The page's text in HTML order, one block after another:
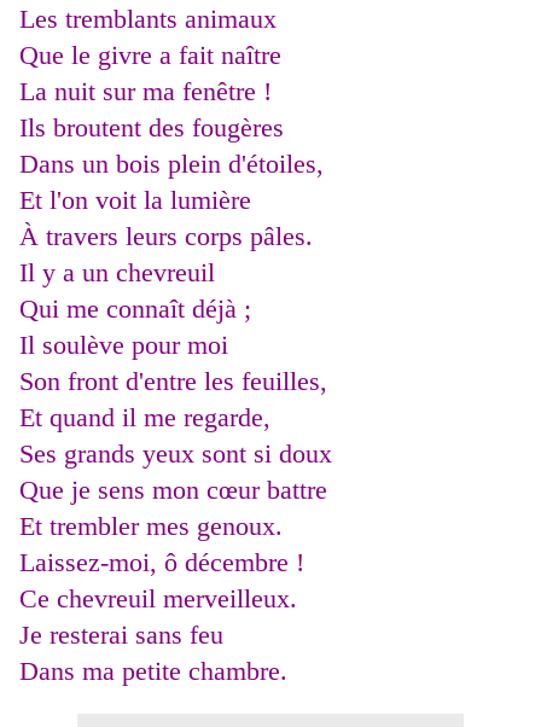
Les tremblants animaux
Que le givre a fait naître
La nuit sur ma fenêtre !
Ils broutent des fougères
Dans un bois plein d'étoiles,
Et l'on voit la lumière
À travers leurs corps pâles.
Il y a un chevreuil
Qui me connaît déjà ;
Il soulève pour moi
Son front d'entre les feuilles,
Et quand il me regarde,
Ses grands yeux sont si doux
Que je sens mon cœur battre
Et trembler mes genoux.
Laissez-moi, ô décembre !
Ce chevreuil merveilleux.
Je resterai sans feu
Dans ma petite chambre.